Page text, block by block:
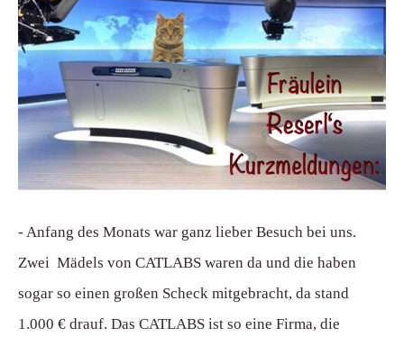
- Anfang des Monats war ganz lieber Besuch bei uns.
Zwei Mädels von CATLABS waren da und die haben
sogar so einen großen Scheck mitgebracht, da stand
1.000 € drauf. Das CATLABS ist so eine Firma, die